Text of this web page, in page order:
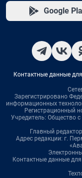
Google
Контактные данные
Зарегистрировано
информационных
Регистрационный
Учредитель: Общество
Главный
Адрес редакции: г.
Контактные данные